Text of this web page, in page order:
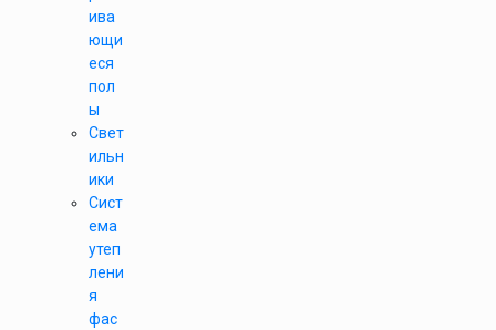
ива
ющи
еся
пол
ы
Свет
ильн
ики
Сист
ема
утеп
лени
я
фас